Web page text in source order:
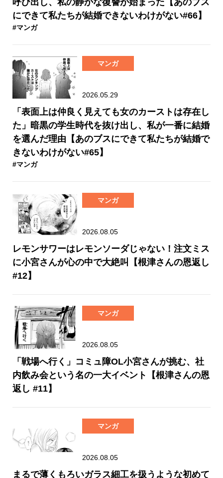
にできて私たちが結婚できないわけがない#66】
#マンガ
マンガ
2026.05.29
「表面上は仲良く見えても女のカーストは存在し
た」暗黒の学生時代を抜け出し、私が一番に結婚
を選んだ理由【あのブスにできて私たちが結婚で
きないわけがない#65】
#マンガ
マンガ
2026.08.05
レモンサワーはレモンソーダじゃない！注文ミス
に小宮さんが心の中で大絶叫【根津さんの恩返し
#12】
マンガ
2026.08.05
「戦場へ行く」コミュ障OL小宮さんが挑む、社
内飲み会という名の一大イベント【根津さんの恩
返し #11】
マンガ
2026.08.05
まるで薄くもろいガラス細工を扱うような初めて